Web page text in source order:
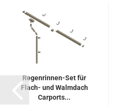
Regenrinnen-Set für
Flach- und Walmdach
Carports...